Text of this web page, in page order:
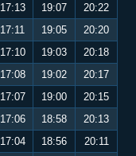
17:13 19:07
20:22
17:11 19:05
20:20
17:10 19:03
20:18
17:08 19:02
20:17
17:07 19:00
20:15
17:06 18:58
20:13
17:04 18:56
20:11